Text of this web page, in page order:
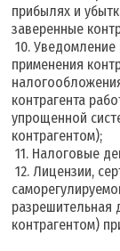
прибылях и
заверенные
10.
применения
контрагента
упрощенной
контрагентом);
11. Налоговые
12. Лицензии,
разрешительная
контрагентом)